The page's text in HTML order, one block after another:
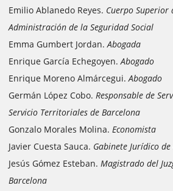
Emilio Ablanedo Reyes. Cuerpo Superior
Administración de la Seguridad Social
Emma Gumbert Jordan.Abogada
Enrique García Echegoyen.Abogado
Enrique Moreno Almárcegui.Abogado
Germán López Cobo. Responsable de
Servicio Territoriales de Barcelona
Gonzalo Morales Molina. Economista
Javier Cuesta Sauca. Gabinete Jurídico de
Jesús Gómez Esteban. Magistrado del
Barcelona